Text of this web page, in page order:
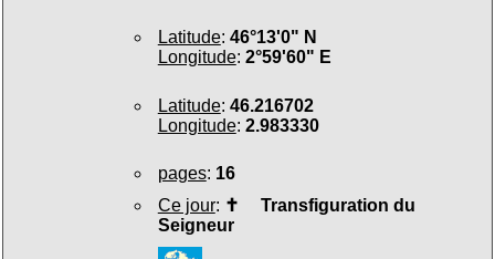
Latitude: 46°13'0" N
Longitude: 2°59'60" E
Latitude: 46.216702
Longitude: 2.983330
pages: 16
Ce jour: ✝ Transfiguration du
Seigneur